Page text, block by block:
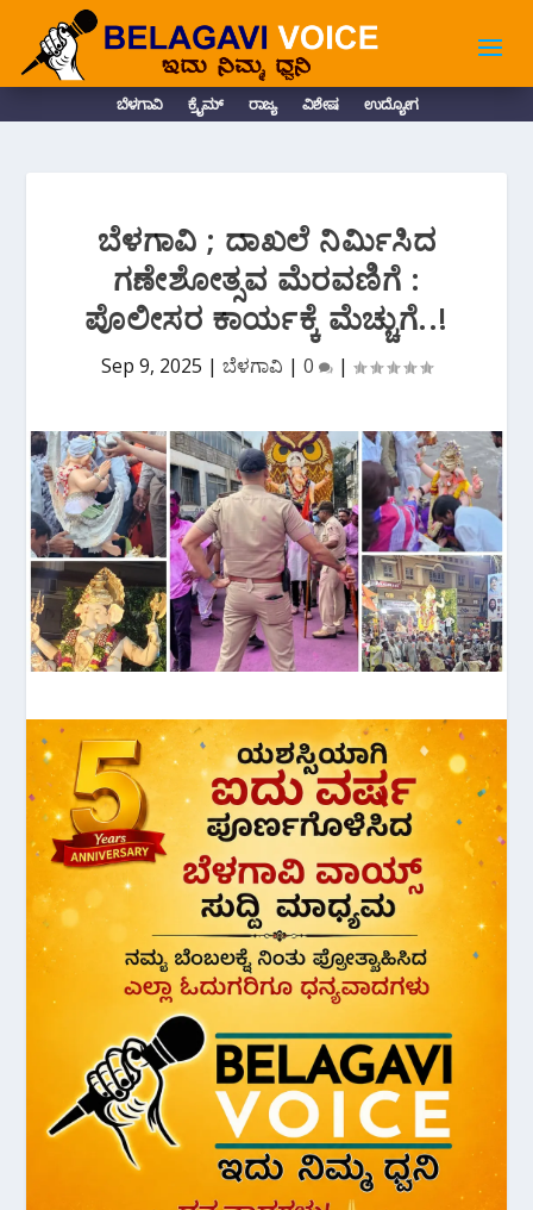
ಬೆಳಗಾವಿ ಕ್ರೈಮ್ ರಾಜ್ಯ ವಿಶೇಷ ಉದ್ಯೋಗ
ಬೆಳಗಾವಿ ; ದಾಖಲೆ ನಿರ್ಮಿಸಿದ
ಗಣೇಶೋತ್ಸವ ಮೆರವಣಿಗೆ :
ಪೊಲೀಸರ ಕಾರ್ಯಕ್ಕೆ ಮೆಚ್ಚುಗೆ..!
Sep 9, 2025 | ಬೆಳಗಾವಿ | 0 |